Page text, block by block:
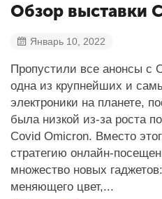
Обзор выставки
Январь 10, 2022
Пропустили все анонсы с
одна из крупнейших и
электроники на планете,
была низкой из-за роста
Covid Omicron. Вместо
стратегию онлайн-
множество новых
меняющего цвет,...